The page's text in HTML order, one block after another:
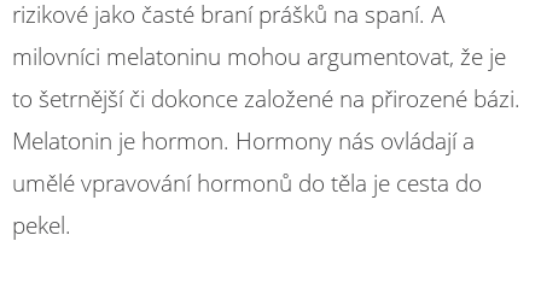
rizikové jako časté braní prášků na spaní. A
milovníci melatoninu mohou argumentovat, že je
to šetrnější či dokonce založené na přirozené bázi.
Melatonin je hormon. Hormony nás ovládají a
umělé vpravování hormonů do těla je cesta do
pekel.